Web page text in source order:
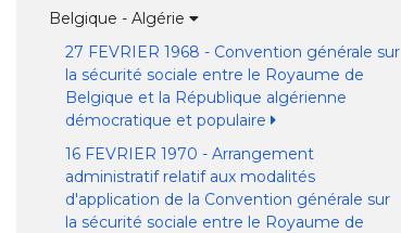
Belgique - Algérie
27 FEVRIER 1968 - Convention générale sur
la sécurité sociale entre le Royaume de
Belgique et la République algérienne
démocratique et populaire
16 FEVRIER 1970 - Arrangement
administratif relatif aux modalités
d'application de la Convention générale sur
la sécurité sociale entre le Royaume de